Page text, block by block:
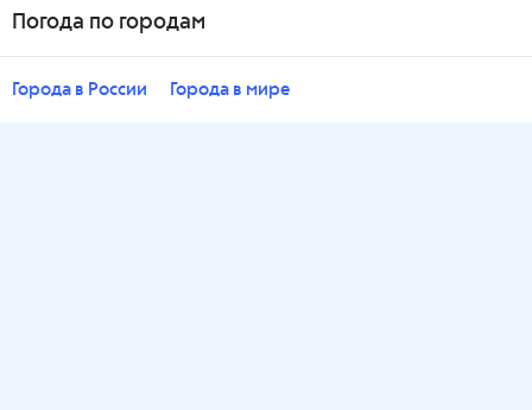
Погода по городам
Города в России Города в мире